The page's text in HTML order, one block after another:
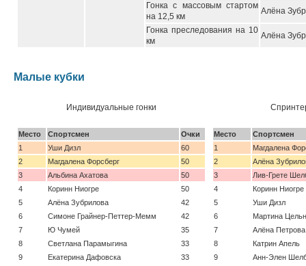
Гонка с массовым стартом
на 12,5 км
Алёна
Гонка преследования на 10
км
Алёна
Малые кубки
Индивидуальные гонки
Место Спортсмен
Очки
1
Уши Дизл
60
2
Магдалена Форсберг
50
3
Альбина Ахатова
50
4
Коринн Ниогре
50
5
Алёна Зубрилова
42
6
Симоне Грайнер-Петтер-Мемм
42
7
Ю Чумей
35
8
Светлана Парамыгина
33
9
Екатерина Дафовска
33
Место
Спортсмен
1
Магдалена
2
Алёна
3
Лив-Грете
4
Коринн Ниогре
5
Уши Дизл
6
Мартина
7
Алёна Петрова
8
Катрин Апель
9
Анн-Элен